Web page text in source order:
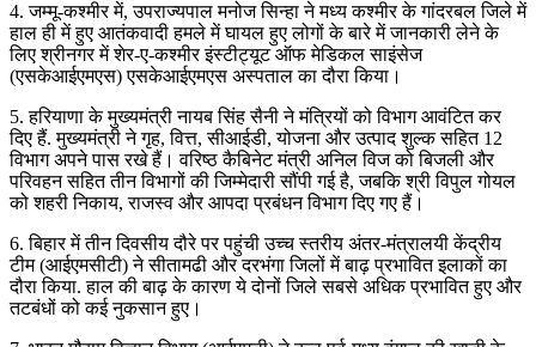
4. जम्मू-कश्मीर में, उपराज्यपाल मनोज सिन्हा ने मध्य कश्मीर के गांदरबल जिले में
हाल ही में हुए आतंकवादी हमले में घायल हुए लोगों के बारे में जानकारी लेने के
लिए श्रीनगर में शेर-ए-कश्मीर इंस्टीट्यूट ऑफ मेडिकल साइंसेज
(एसकेआईएमएस) एसकेआईएमएस अस्पताल का दौरा किया।
5. हरियाणा के मुख्यमंत्री नायब सिंह सैनी ने मंत्रियों को विभाग आवंटित कर
दिए हैं. मुख्यमंत्री ने गृह, वित्त, सीआईडी, योजना और उत्पाद शुल्क सहित 12
विभाग अपने पास रखे हैं। वरिष्ठ कैबिनेट मंत्री अनिल विज को बिजली और
परिवहन सहित तीन विभागों की जिम्मेदारी सौंपी गई है, जबकि श्री विपुल गोयल
को शहरी निकाय, राजस्व और आपदा प्रबंधन विभाग दिए गए हैं।
6. बिहार में तीन दिवसीय दौरे पर पहुंची उच्च स्तरीय अंतर-मंत्रालयी केंद्रीय
टीम (आईएमसीटी) ने सीतामढी और दरभंगा जिलों में बाढ़ प्रभावित इलाकों का
दौरा किया. हाल की बाढ़ के कारण ये दोनों जिले सबसे अधिक प्रभावित हुए और
तटबंधों को कई नुकसान हुए।